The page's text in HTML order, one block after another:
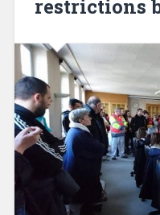
restrictions